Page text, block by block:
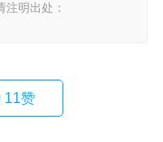
明出处：
11赞